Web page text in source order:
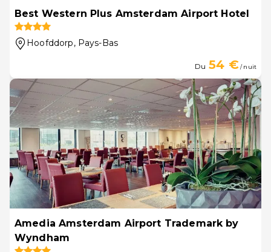
Best Western Plus Amsterdam Airport Hotel
Hoofddorp, Pays-Bas
Du 54 €/ nuit
Amedia Amsterdam Airport Trademark by
Wyndham